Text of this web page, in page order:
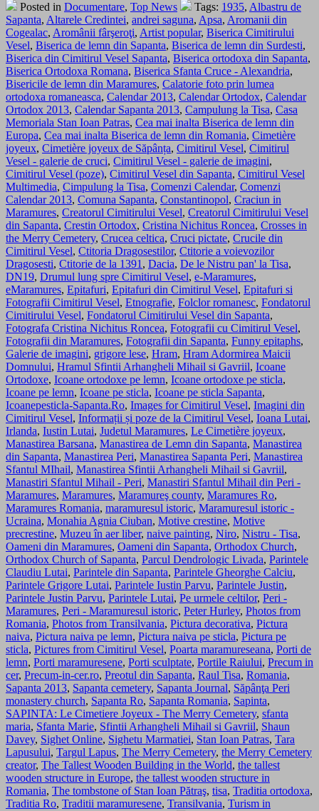
Posted in Documentare, Top News Tags: 1935, Albastru de
Sapanta, Altarele Credintei, andrei saguna, Apsa, Aromanii din
Cogealac, Aromânii fârşeroţi, Artist popular, Biserica Cimitirului
Vesel, Biserica de lemn din Sapanta, Biserica de lemn din Surdesti,
Biserica din Cimitirul Vesel Sapanta, Biserica ortodoxa din Sapanta,
Biserica Ortodoxa Romana, Biserica Sfanta Cruce - Alexandria,
Bisericile de lemn din Maramures, Calatorie foto prin lumea
ortodoxa romaneasca, Calendar 2013, Calendar Ortodox, Calendar
Ortodox 2013, Calendar Sapanta 2013, Campulung la Tisa, Casa
Memoriala Stan Ioan Patras, Cea mai inalta Biserica de lemn din
Europa, Cea mai inalta Biserica de lemn din Romania, Cimetière
joyeux, Cimetière joyeux de Săpânța, Cimitirul Vesel, Cimitirul
Vesel - galerie de cruci, Cimitirul Vesel - galerie de imagini,
Cimitirul Vesel (poze), Cimitirul Vesel din Sapanta, Cimitirul Vesel
Multimedia, Cimpulung la Tisa, Comenzi Calendar, Comenzi
Calendar 2013, Comuna Sapanta, Constantinopol, Craciun in
Maramures, Creatorul Cimitirului Vesel, Creatorul Cimitirului Vesel
din Sapanta, Crestin Ortodox, Cristina Nichitus Roncea, Crosses in
the Merry Cemetery, Crucea celtica, Cruci pictate, Crucile din
Cimitirul Vesel, Ctitoria Dragosestilor, Ctitorie a voievozilor
Dragosesti, Ctitorie de la 1391 , Dacia, De le Nistru pan' la Tisa,
DN19, Drumul lung spre Cimitirul Vesel, e-Maramures,
eMaramures, Epitafuri, Epitafuri din Cimitirul Vesel, Epitafuri si
Fotografii Cimitirul Vesel, Etnografie, Folclor romanesc, Fondatorul
Cimitirului Vesel, Fondatorul Cimitirului Vesel din Sapanta,
Fotografa Cristina Nichitus Roncea, Fotografii cu Cimitirul Vesel,
Fotografii din Maramures, Fotografii din Sapanta, Funny epitaphs,
Galerie de imagini, grigore lese, Hram, Hram Adormirea Maicii
Domnului, Hramul Sfintii Arhangheli Mihail si Gavriil, Icoane
Ortodoxe, Icoane ortodoxe pe lemn, Icoane ortodoxe pe sticla,
Icoane pe lemn, Icoane pe sticla, Icoane pe sticla Sapanta,
Icoanepesticla-Sapanta.Ro, Images for Cimitirul Vesel, Imagini din
Cimitirul Vesel, Informații și poze de la Cimitirul Vesel, Ioana Lutai,
Irlanda, Iustin Lutai, Judetul Maramures, Le Cimetière joyeux,
Manastirea Barsana, Manastirea de Lemn din Sapanta, Manastirea
din Sapanta, Manastirea Peri, Manastirea Sapanta Peri, Manastirea
Sfantul MIhail, Manastirea Sfintii Arhangheli Mihail si Gavriil,
Manastiri Sfantul Mihail - Peri, Manastiri Sfantul Mihail din Peri -
Maramures, Maramures, Maramureş county, Maramures Ro,
Maramures Romania, maramuresul istoric, Maramuresul istoric -
Ucraina, Monahia Agnia Ciuban, Motive crestine, Motive
precrestine, Muzeu în aer liber, naive painting, Niro, Nistru - Tisa,
Oameni din Maramures, Oameni din Sapanta, Orthodox Church,
Orthodox Church of Sapanta, Parcul Dendrologic Livada, Parintele
Claudiu Lutai, Parintele din Sapanta, Parintele Gheorghe Calciu,
Parintele Grigore Lutai, Parintele Iustin Parvu, Parintele Justin,
Parintele Justin Parvu, Parintele Lutai, Pe urmele celtilor, Peri -
Maramures, Peri - Maramuresul istoric, Peter Hurley, Photos from
Romania, Photos from Transilvania, Pictura decorativa, Pictura
naiva, Pictura naiva pe lemn, Pictura naiva pe sticla, Pictura pe
sticla, Pictures from Cimitirul Vesel, Poarta maramureseana, Porti de
lemn, Porti maramuresene, Porti sculptate, Portile Raiului, Precum in
cer, Precum-in-cer.ro, Preotul din Sapanta, Raul Tisa, Romania,
Sapanta 2013, Sapanta cemetery, Sapanta Journal, Săpânţa Peri
monastery church, Sapanta Ro, Sapanta Romania, Sapinta,
SAPINTA: Le Cimetiere Joyeux - The Merry Cemetery, sfanta
maria, Sfanta Marie, Sfintii Arhangheli Mihail si Gavriil, Shaun
Davey, Sighet Online, Sighetu Marmatiei, Stan Ioan Patras, Tara
Lapusului, Targul Lapus, The Merry Cemetery, the Merry Cemetery
creator, The Tallest Wooden Building in the World, the tallest
wooden structure in Europe, the tallest wooden structure in
Romania, The tombstone of Stan Ioan Pătraş, tisa, Traditia ortodoxa,
Traditia Ro, Traditii maramuresene, Transilvania, Turism in